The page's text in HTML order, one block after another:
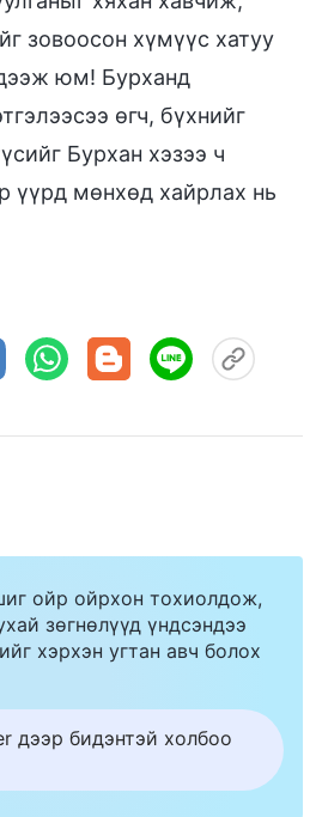
зовоосон хүмүүс хатуу
юм! Бурханд
өгч, бүхнийг
Бурхан хэзээ ч
үүрд мөнхөд хайрлах нь
ойр ойрхон тохиолдож,
зөгнөлүүд үндсэндээ
хэрхэн угтан авч болох
дээр бидэнтэй холбоо